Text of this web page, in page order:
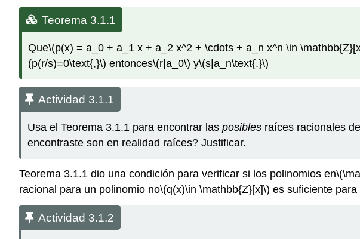
Teorema 3.1.1
Que\(p(x) = a_0 + a_1 x + a_2 x^2 + \cdots + a_n x^n \in
(p(r/s)=0\text{,}\) entonces\(r|a_0\) y\(s|a_n\text{.}\)
Actividad 3.1.1
Usa el Teorema 3.1.1 para encontrar las posibles raíces racionales
encontraste son en realidad raíces? Justificar.
Teorema 3.1.1 dio una condición para verificar si los polinomios en
racional para un polinomio no\(q(x)\in \mathbb{Z}[x]\) es suficiente
Actividad 3.1.2